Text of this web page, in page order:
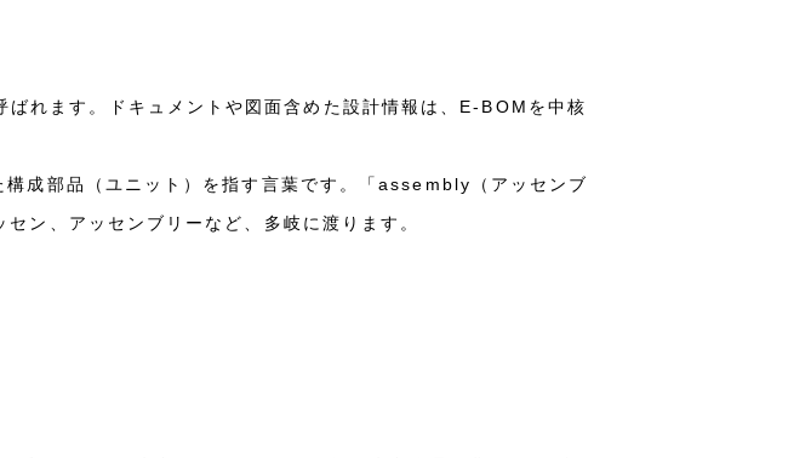
れます。ドキュメントや図面含めた設計情報は、E-BOMを中核
成部品（ユニット）を指す言葉です。「assembly（アッセンブ
ン、アッセンブリーなど、多岐に渡ります。